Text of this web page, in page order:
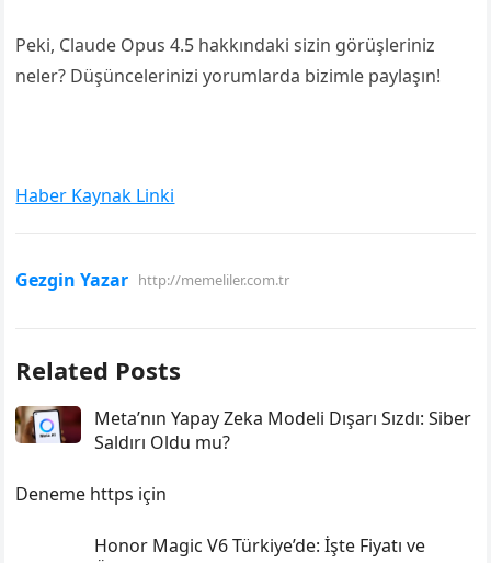
Peki, Claude Opus 4.5 hakkındaki sizin görüşleriniz
neler? Düşüncelerinizi yorumlarda bizimle paylaşın!
Haber Kaynak Linki
Gezgin Yazar http://memeliler.com.tr
Related Posts
Meta’nın Yapay Zeka Modeli Dışarı Sızdı: Siber
Saldırı Oldu mu?
Deneme https için
Honor Magic V6 Türkiye’de: İşte Fiyatı ve